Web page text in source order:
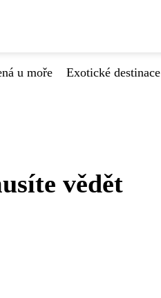
u moře Exotické destinace
vědět